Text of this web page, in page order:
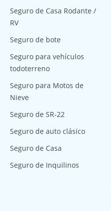
Seguro de Casa Rodante /
RV
Seguro de bote
Seguro para vehículos
todoterreno
Seguro para Motos de
Nieve
Seguro de SR-22
Seguro de auto clásico
Seguro de Casa
Seguro de Inquilinos